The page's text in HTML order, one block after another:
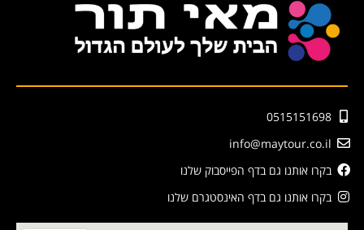
0515151698
info@maytour.co.il
בקרו אותנו גם בדף הפייסבוק שלנו
בקרו אותנו גם בדף האינסטגרם שלנו